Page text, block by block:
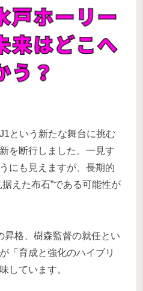
という新たな舞台に挑む
を断行しました。一見す
にも見えますが、長期的
えた布石”である可能性が
昇格、樹森監督の就任とい
「育成と強化のハイブリ
しています。